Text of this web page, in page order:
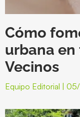
Cómo
urbana
Vecinos
Equipo Editorial